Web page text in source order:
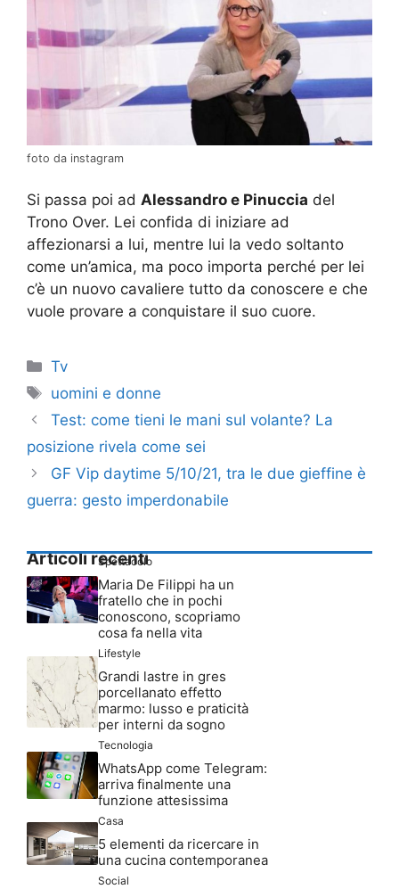
foto da instagram
Si passa poi ad Alessandro e Pinuccia del
Trono Over. Lei confida di iniziare ad
affezionarsi a lui, mentre lui la vedo soltanto
come un’amica, ma poco importa perché per lei
c’è un nuovo cavaliere tutto da conoscere e che
vuole provare a conquistare il suo cuore.
Categorie
Tv
Tag
uomini e donne
Test: come tieni le mani sul volante? La
posizione rivela come sei
GF Vip daytime 5/10/21, tra le due gieffine è
guerra: gesto imperdonabile
Articoli recenti
Spettacolo
Maria De Filippi ha un
fratello che in pochi
conoscono, scopriamo
cosa fa nella vita
Lifestyle
Grandi lastre in gres
porcellanato effetto
marmo: lusso e praticità
per interni da sogno
Tecnologia
WhatsApp come Telegram:
arriva finalmente una
funzione attesissima
Casa
5 elementi da ricercare in
una cucina contemporanea
Social